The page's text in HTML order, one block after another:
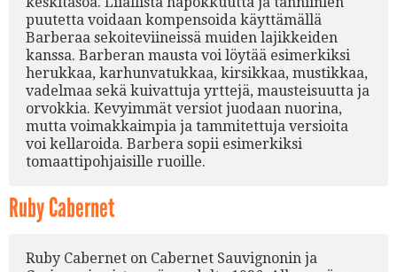
puutetta voidaan kompensoida käyttämällä
Barberaa sekoiteviineissä muiden lajikkeiden
kanssa. Barberan mausta voi löytää esimerkiksi
herukkaa, karhunvatukkaa, kirsikkaa, mustikkaa,
vadelmaa sekä kuivattuja yrttejä, mausteisuutta ja
orvokkia. Kevyimmät versiot juodaan nuorina,
mutta voimakkaimpia ja tammitettuja versioita
voi kellaroida. Barbera sopii esimerkiksi
tomaattipohjaisille ruoille.
Ruby Cabernet
Ruby Cabernet on Cabernet Sauvignonin ja